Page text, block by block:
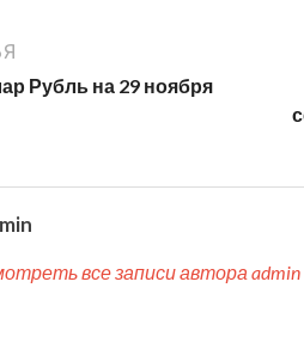
Рубль на 29 ноября
все записи автора